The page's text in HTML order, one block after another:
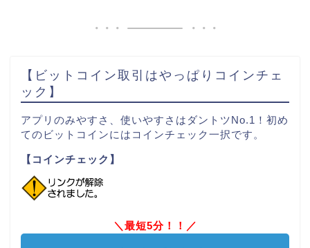
【ビットコイン取引はやっぱりコインチェ
ック】
アプリのみやすさ、使いやすさはダントツNo.1！初め
てのビットコインにはコインチェック一択です。
【コインチェック】
＼最短5分！！／